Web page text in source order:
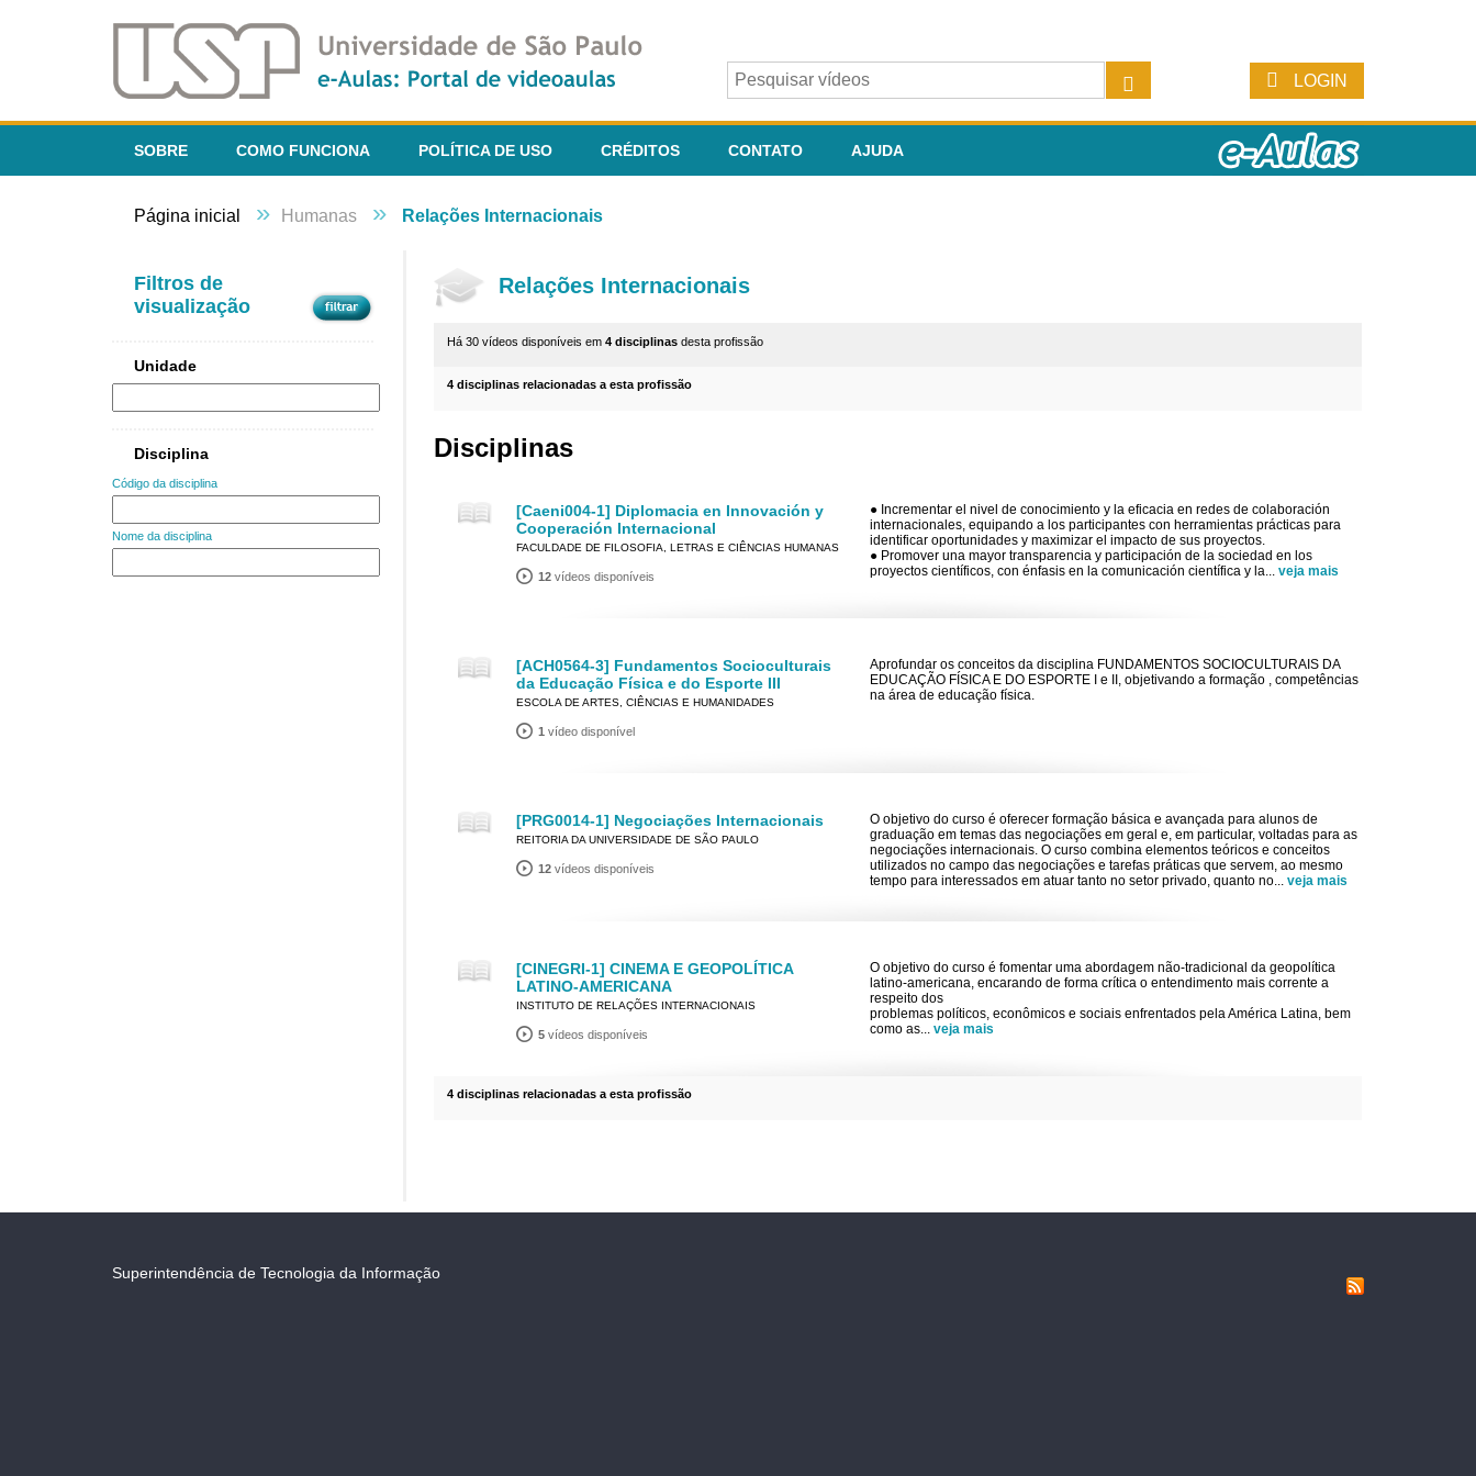
LOGIN
SOBRE COMO FUNCIONA POLÍTICA DE USO CRÉDITOS CONTATO AJUDA
Página inicial » Humanas » Relações Internacionais
Filtros de
visualização
Unidade
Disciplina
Código da disciplina
Nome da disciplina
Relações Internacionais
Há 30 vídeos disponíveis em 4 disciplinas desta profissão
4 disciplinas relacionadas a esta profissão
Disciplinas
[Caeni004-1] Diplomacia en Innovación y
Cooperación Internacional
FACULDADE DE FILOSOFIA, LETRAS E CIÊNCIAS HUMANAS
12 vídeos disponíveis
● Incrementar el nivel de conocimiento y la eficacia en redes de colaboración
internacionales, equipando a los participantes con herramientas prácticas para
identificar oportunidades y maximizar el impacto de sus proyectos.
● Promover una mayor transparencia y participación de la sociedad en los
proyectos científicos, con énfasis en la comunicación científica y la... veja mais
[ACH0564-3] Fundamentos Socioculturais
da Educação Física e do Esporte III
ESCOLA DE ARTES, CIÊNCIAS E HUMANIDADES
1 vídeo disponível
Aprofundar os conceitos da disciplina FUNDAMENTOS SOCIOCULTURAIS DA
EDUCAÇÃO FÍSICA E DO ESPORTE I e II, objetivando a formação , competências
na área de educação física.
[PRG0014-1] Negociações Internacionais
REITORIA DA UNIVERSIDADE DE SÃO PAULO
12 vídeos disponíveis
O objetivo do curso é oferecer formação básica e avançada para alunos de
graduação em temas das negociações em geral e, em particular, voltadas para as
negociações internacionais. O curso combina elementos teóricos e conceitos
utilizados no campo das negociações e tarefas práticas que servem, ao mesmo
tempo para interessados em atuar tanto no setor privado, quanto no... veja mais
[CINEGRI-1] CINEMA E GEOPOLÍTICA
LATINO-AMERICANA
INSTITUTO DE RELAÇÕES INTERNACIONAIS
5 vídeos disponíveis
O objetivo do curso é fomentar uma abordagem não-tradicional da geopolítica
latino-americana, encarando de forma crítica o entendimento mais corrente a
respeito dos
problemas políticos, econômicos e sociais enfrentados pela América Latina, bem
como as... veja mais
4 disciplinas relacionadas a esta profissão
Superintendência de Tecnologia da Informação